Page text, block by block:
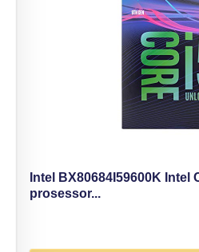
Intel BX80684I59600K Intel
prosessor...